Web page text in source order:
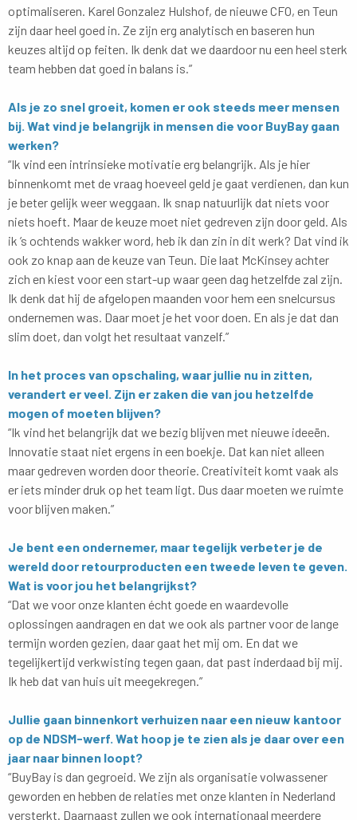
optimaliseren. Karel Gonzalez Hulshof, de nieuwe CFO, en Teun
zijn daar heel goed in. Ze zijn erg analytisch en baseren hun
keuzes altijd op feiten. Ik denk dat we daardoor nu een heel sterk
team hebben dat goed in balans is.”
Als je zo snel groeit, komen er ook steeds meer mensen
bij. Wat vind je belangrijk in mensen die voor BuyBay gaan
werken?
“Ik vind een intrinsieke motivatie erg belangrijk. Als je hier
binnenkomt met de vraag hoeveel geld je gaat verdienen, dan kun
je beter gelijk weer weggaan. Ik snap natuurlijk dat niets voor
niets hoeft. Maar de keuze moet niet gedreven zijn door geld. Als
ik ’s ochtends wakker word, heb ik dan zin in dit werk? Dat vind ik
ook zo knap aan de keuze van Teun. Die laat McKinsey achter
zich en kiest voor een start-up waar geen dag hetzelfde zal zijn.
Ik denk dat hij de afgelopen maanden voor hem een snelcursus
ondernemen was. Daar moet je het voor doen. En als je dat dan
slim doet, dan volgt het resultaat vanzelf.”
In het proces van opschaling, waar jullie nu in zitten,
verandert er veel. Zijn er zaken die van jou hetzelfde
mogen of moeten blijven?
“Ik vind het belangrijk dat we bezig blijven met nieuwe ideeën.
Innovatie staat niet ergens in een boekje. Dat kan niet alleen
maar gedreven worden door theorie. Creativiteit komt vaak als
er iets minder druk op het team ligt. Dus daar moeten we ruimte
voor blijven maken.”
Je bent een ondernemer, maar tegelijk verbeter je de
wereld door retourproducten een tweede leven te geven.
Wat is voor jou het belangrijkst?
“Dat we voor onze klanten écht goede en waardevolle
oplossingen aandragen en dat we ook als partner voor de lange
termijn worden gezien, daar gaat het mij om. En dat we
tegelijkertijd verkwisting tegen gaan, dat past inderdaad bij mij.
Ik heb dat van huis uit meegekregen.”
Jullie gaan binnenkort verhuizen naar een nieuw kantoor
op de NDSM-werf. Wat hoop je te zien als je daar over een
jaar naar binnen loopt?
“BuyBay is dan gegroeid. We zijn als organisatie volwassener
geworden en hebben de relaties met onze klanten in Nederland
versterkt. Daarnaast zullen we ook internationaal meerdere